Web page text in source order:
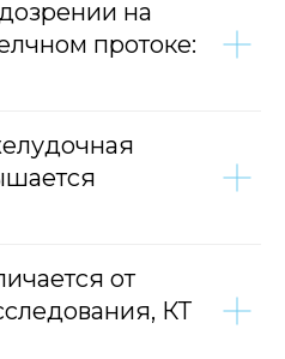
на
протоке:
от
КТ